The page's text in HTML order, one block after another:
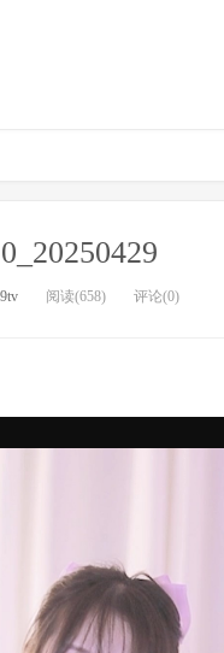
阅读(658) 评论(0)